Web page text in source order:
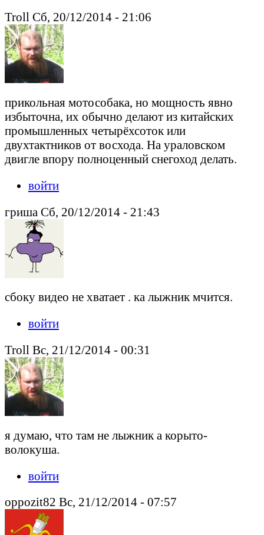
Troll Сб, 20/12/2014 - 21:06
прикольная мотособака, но мощность явно
избыточна, их обычно делают из китайских
промышленных четырёхсоток или
двухтактников от восхода. На ураловском
двигле впору полноценный снегоход делать.
войти
гриша Сб, 20/12/2014 - 21:43
сбоку видео не хватает . ка лыжник мчится.
войти
Troll Вс, 21/12/2014 - 00:31
я думаю, что там не лыжник а корыто-
волокуша.
войти
oppozit82 Вс, 21/12/2014 - 07:57